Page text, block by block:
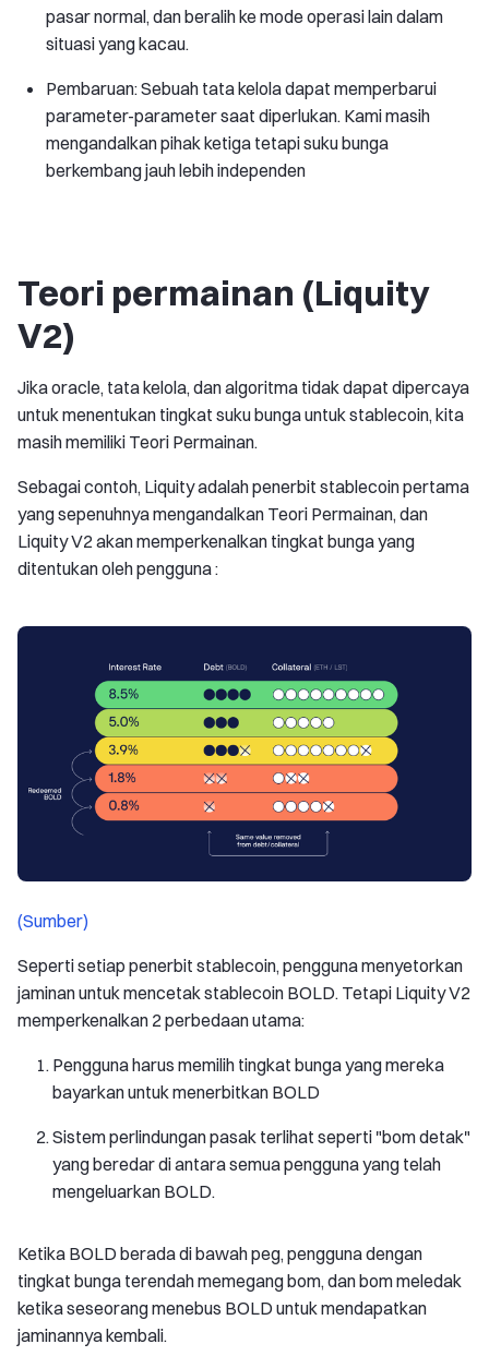
pasar normal, dan beralih ke mode operasi lain dalam
situasi yang kacau.
Pembaruan: Sebuah tata kelola dapat memperbarui
parameter-parameter saat diperlukan. Kami masih
mengandalkan pihak ketiga tetapi suku bunga
berkembang jauh lebih independen
Teori permainan (Liquity
V2)
Jika oracle, tata kelola, dan algoritma tidak dapat dipercaya
untuk menentukan tingkat suku bunga untuk stablecoin, kita
masih memiliki Teori Permainan.
Sebagai contoh, Liquity adalah penerbit stablecoin pertama
yang sepenuhnya mengandalkan Teori Permainan, dan
Liquity V2 akan memperkenalkan tingkat bunga yang
ditentukan oleh pengguna :
(Sumber)
Seperti setiap penerbit stablecoin, pengguna menyetorkan
jaminan untuk mencetak stablecoin BOLD. Tetapi Liquity V2
memperkenalkan 2 perbedaan utama:
Pengguna harus memilih tingkat bunga yang mereka
bayarkan untuk menerbitkan BOLD
Sistem perlindungan pasak terlihat seperti "bom detak"
yang beredar di antara semua pengguna yang telah
mengeluarkan BOLD.
Ketika BOLD berada di bawah peg, pengguna dengan
tingkat bunga terendah memegang bom, dan bom meledak
ketika seseorang menebus BOLD untuk mendapatkan
jaminannya kembali.